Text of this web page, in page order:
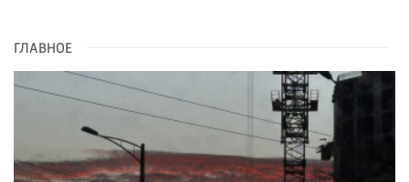
ГЛАВНОЕ